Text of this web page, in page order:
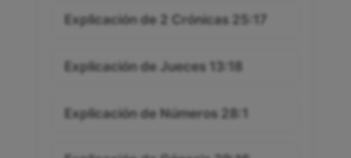
Explicación de 2 Crónicas 25:17
Explicación de Jueces 13:18
Explicación de Números 28:1